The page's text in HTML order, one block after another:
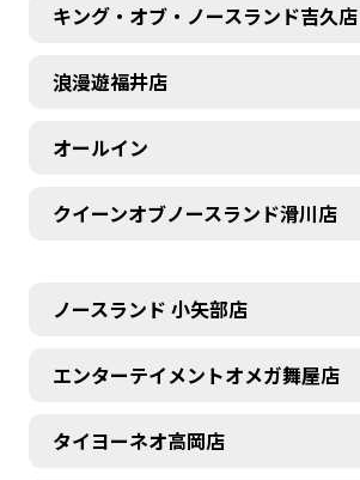
キング・オブ・ノースランド吉久店
浪漫遊福井店
オールイン
クイーンオブノースランド滑川店
ノースランド 小矢部店
エンターテイメントオメガ舞屋店
タイヨーネオ高岡店